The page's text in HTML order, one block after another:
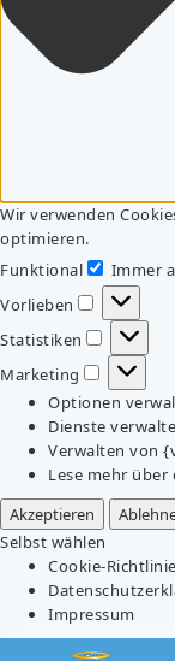
Wir verwenden
optimieren.
Funktional
Immer
Vorlieben
Vorlieben
Statistiken
Marketing
Optionen
Dienste
Verwalten von
Lese mehr über
Akzeptieren
Selbst wählen
Cookie-Richtlinie
Impressum